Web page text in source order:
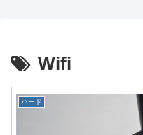
Wifi
ハード